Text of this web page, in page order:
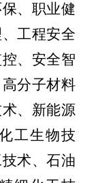
、职业健
工程安全
、安全智
分子材料
、新能源
工生物技
术、石油